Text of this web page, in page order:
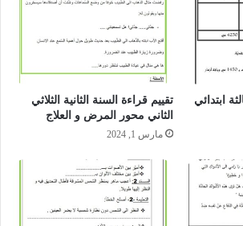
ابتدائي
تقييم قراءة السنة الثانية الثلاثي
الثاني محور المرض و العلاج
مارس 1, 2024